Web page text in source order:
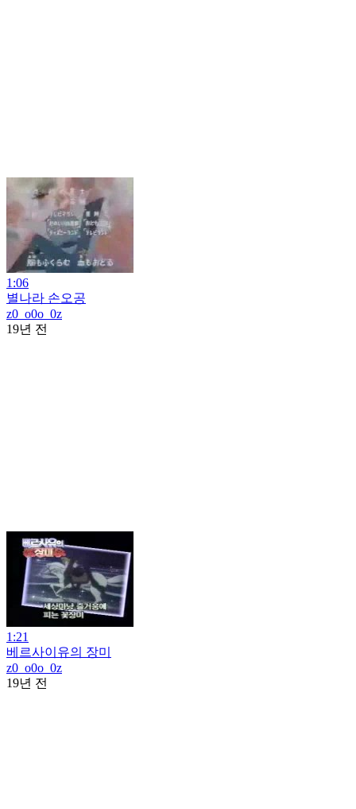
1:06
별나라 손오공
z0_o0o_0z
19년 전
1:21
베르사이유의 장미
z0_o0o_0z
19년 전